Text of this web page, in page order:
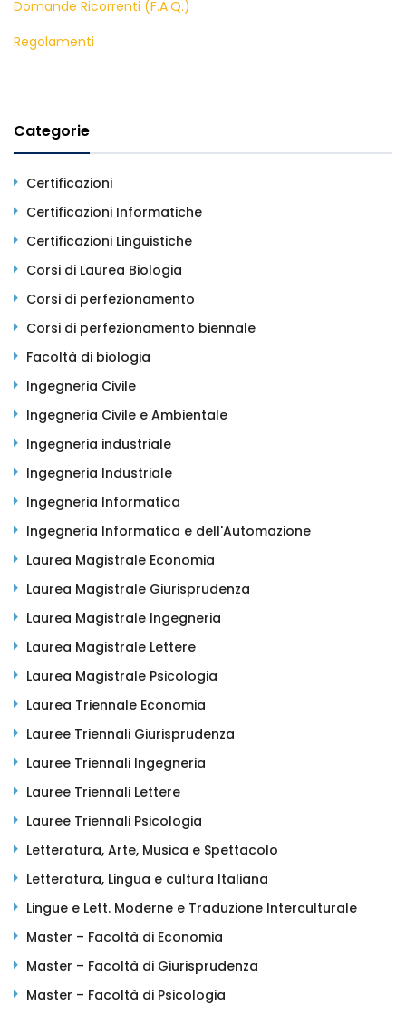
Domande Ricorrenti (F.A.Q.)
Regolamenti
Categorie
Certificazioni
Certificazioni Informatiche
Certificazioni Linguistiche
Corsi di Laurea Biologia
Corsi di perfezionamento
Corsi di perfezionamento biennale
Facoltà di biologia
Ingegneria Civile
Ingegneria Civile e Ambientale
Ingegneria industriale
Ingegneria Industriale
Ingegneria Informatica
Ingegneria Informatica e dell'Automazione
Laurea Magistrale Economia
Laurea Magistrale Giurisprudenza
Laurea Magistrale Ingegneria
Laurea Magistrale Lettere
Laurea Magistrale Psicologia
Laurea Triennale Economia
Lauree Triennali Giurisprudenza
Lauree Triennali Ingegneria
Lauree Triennali Lettere
Lauree Triennali Psicologia
Letteratura, Arte, Musica e Spettacolo
Letteratura, Lingua e cultura Italiana
Lingue e Lett. Moderne e Traduzione Interculturale
Master – Facoltà di Economia
Master – Facoltà di Giurisprudenza
Master – Facoltà di Psicologia